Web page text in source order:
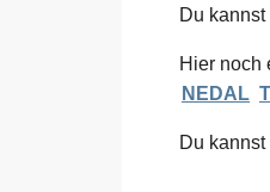
Du
Hier noch
NEDAL
Du